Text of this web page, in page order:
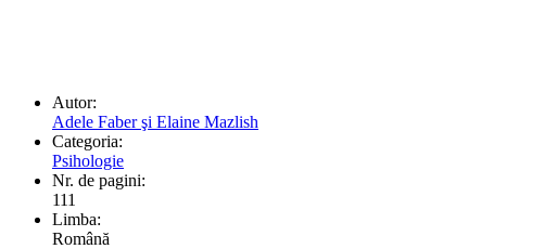
Autor:
Adele Faber şi Elaine Mazlish
Categoria:
Psihologie
Nr. de pagini:
111
Limba:
Română